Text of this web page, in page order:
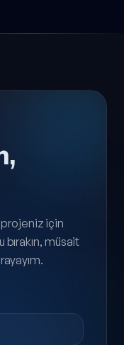
projeniz için
müsait